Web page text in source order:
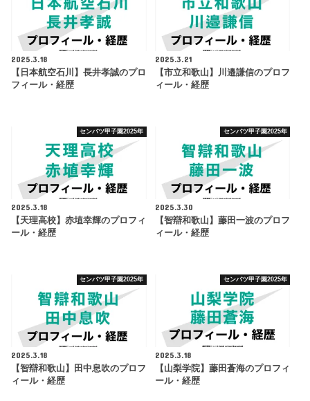
2025.3.18
【日本航空石川】長井孝誠のプロ
フィール・経歴
2025.3.21
【市立和歌山】川邉謙信のプロフ
ィール・経歴
センバツ甲子園2025年
2025.3.18
【天理高校】赤埴幸輝のプロフィ
ール・経歴
センバツ甲子園2025年
2025.3.30
【智辯和歌山】藤田一波のプロフ
ィール・経歴
センバツ甲子園2025年
2025.3.18
【智辯和歌山】田中息吹のプロフ
ィール・経歴
センバツ甲子園2025年
2025.3.18
【山梨学院】藤田蒼海のプロフィ
ール・経歴